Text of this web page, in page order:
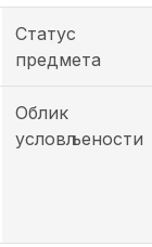
Статус
предмета
Облик
условљености